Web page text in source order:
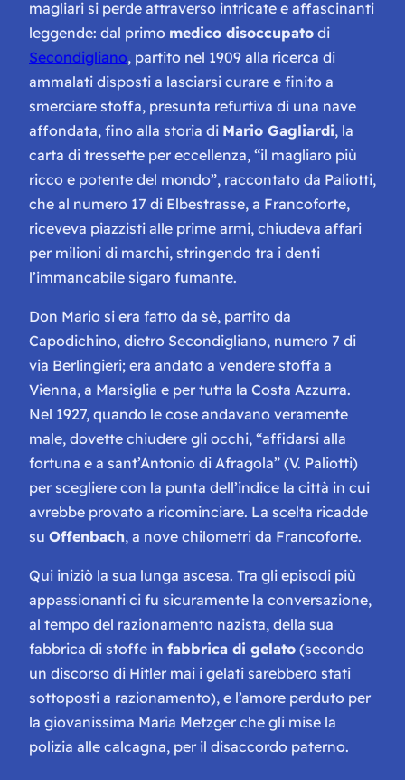
magliari si perde attraverso intricate e affascinanti
leggende: dal primo medico disoccupato di
Secondigliano, partito nel 1909 alla ricerca di
ammalati disposti a lasciarsi curare e finito a
smerciare stoffa, presunta refurtiva di una nave
affondata, fino alla storia di Mario Gagliardi, la
carta di tressette per eccellenza, “il magliaro più
ricco e potente del mondo”, raccontato da Paliotti,
che al numero 17 di Elbestrasse, a Francoforte,
riceveva piazzisti alle prime armi, chiudeva affari
per milioni di marchi, stringendo tra i denti
l’immancabile sigaro fumante.
Don Mario si era fatto da sè, partito da
Capodichino, dietro Secondigliano, numero 7 di
via Berlingieri; era andato a vendere stoffa a
Vienna, a Marsiglia e per tutta la Costa Azzurra.
Nel 1927, quando le cose andavano veramente
male, dovette chiudere gli occhi, “affidarsi alla
fortuna e a sant’Antonio di Afragola” (V. Paliotti)
per scegliere con la punta dell’indice la città in cui
avrebbe provato a ricominciare. La scelta ricadde
su Offenbach, a nove chilometri da Francoforte.
Qui iniziò la sua lunga ascesa. Tra gli episodi più
appassionanti ci fu sicuramente la conversazione,
al tempo del razionamento nazista, della sua
fabbrica di stoffe in fabbrica di gelato (secondo
un discorso di Hitler mai i gelati sarebbero stati
sottoposti a razionamento), e l’amore perduto per
la giovanissima Maria Metzger che gli mise la
polizia alle calcagna, per il disaccordo paterno.